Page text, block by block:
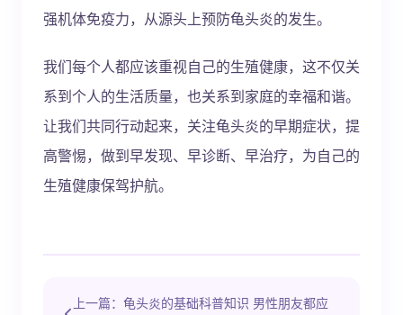
强机体免疫力，从源头上预防龟头炎的发生。
我们每个人都应该重视自己的生殖健康，这不仅关
系到个人的生活质量，也关系到家庭的幸福和谐。
让我们共同行动起来，关注龟头炎的早期症状，提
高警惕，做到早发现、早诊断、早治疗，为自己的
生殖健康保驾护航。
上一篇：龟头炎的基础科普知识 男性朋友都应